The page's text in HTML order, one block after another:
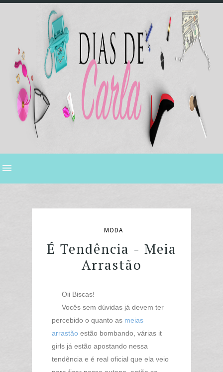
MODA
É Tendência - Meia
Arrastão
Oii Biscas!
Vocês sem dúvidas já devem ter
percebido o quanto as meias
arrastão estão bombando, várias it
girls já estão apostando nessa
tendência e é real oficial que ela veio